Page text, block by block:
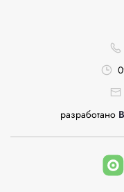
разработано